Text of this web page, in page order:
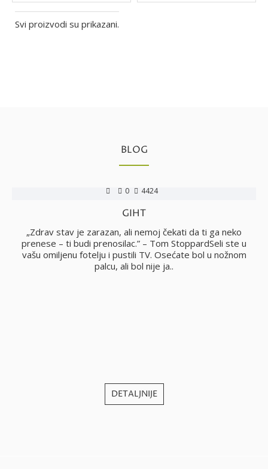
Svi proizvodi su prikazani.
BLOG
0 4424
GIHT
„Zdrav stav je zarazan, ali nemoj čekati da ti ga neko
prenese – ti budi prenosilac.” – Tom StoppardSeli ste u
vašu omiljenu fotelju i pustili TV. Osećate bol u nožnom
palcu, ali bol nije ja..
DETALJNIJE